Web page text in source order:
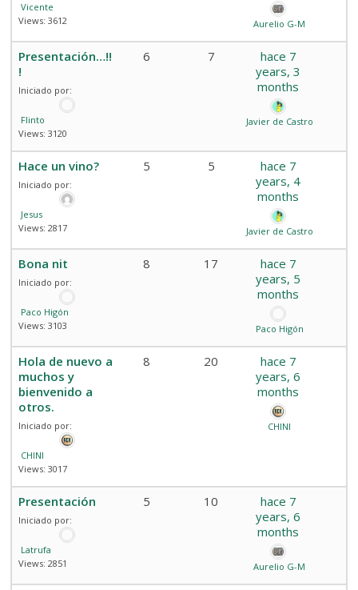
Vicente
Views: 3612
Aurelio G-M
Presentación…!!
!
Iniciado por:
Flinto
Views: 3120
6 7
hace 7
years, 3
months
Javier de Castro
Hace un vino?
Iniciado por:
Jesus
Views: 2817
5 5
hace 7
years, 4
months
Javier de Castro
Bona nit
Iniciado por:
Paco Higón
Views: 3103
8 17
hace 7
years, 5
months
Paco Higón
Hola de nuevo a
muchos y
bienvenido a
otros.
Iniciado por:
CHINI
Views: 3017
8 20
hace 7
years, 6
months
CHINI
Presentación
Iniciado por:
Latrufa
Views: 2851
5 10
hace 7
years, 6
months
Aurelio G-M